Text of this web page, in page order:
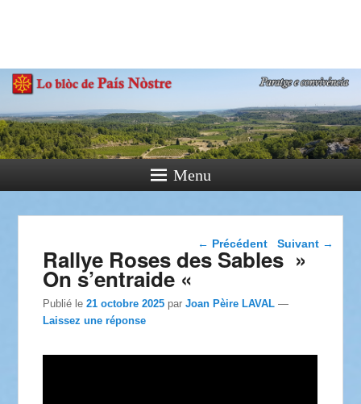
Paratge e Convivència
Menu
Navigation dans les
articles
← Précédent Suivant →
Rallye Roses des Sables »
On s’entraide «
Publié le21 octobre 2025 parJoan Pèire LAVAL —
Laissez une réponse